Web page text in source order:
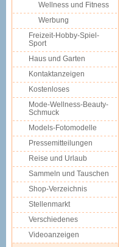
Wellness und Fitness
Werbung
Freizeit-Hobby-Spiel-
Sport
Haus und Garten
Kontaktanzeigen
Kostenloses
Mode-Wellness-Beauty-
Schmuck
Models-Fotomodelle
Pressemitteilungen
Reise und Urlaub
Sammeln und Tauschen
Shop-Verzeichnis
Stellenmarkt
Verschiedenes
Videoanzeigen